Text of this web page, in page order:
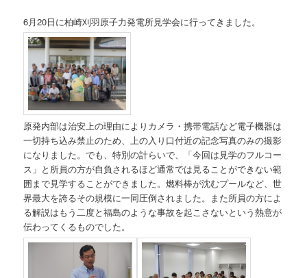
6月20日に柏崎刈羽原子力発電所見学会に行ってきました。
原発内部は治安上の理由によりカメラ・携帯電話など電子機器は
一切持ち込み禁止のため、上の入り口付近の記念写真のみの撮影
になりました。でも、特別の計らいで、「今回は見学のフルコー
ス」と所員の方が自負されるほど通常では見ることができない範
囲まで見学することができました。燃料棒が沈むプールなど、世
界最大を誇るその規模に一同圧倒されました。また所員の方によ
る解説はもう二度と福島のような事故を起こさないという熱意が
伝わってくるものでした。